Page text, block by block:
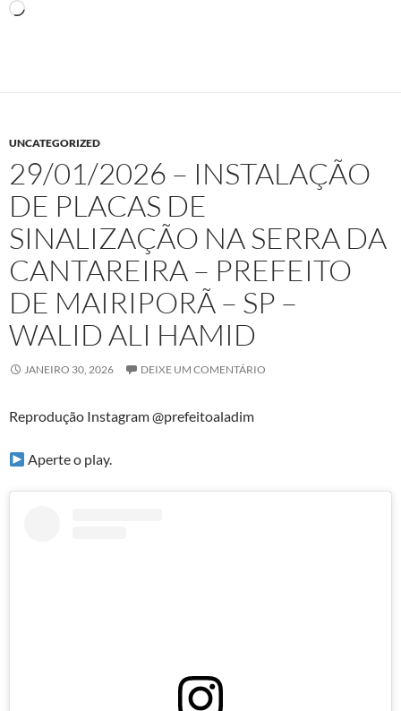
Carregando...
UNCATEGORIZED
29/01/2026 – INSTALAÇÃO
DE PLACAS DE
SINALIZAÇÃO NA SERRA DA
CANTAREIRA – PREFEITO
DE MAIRIPORÃ – SP –
WALID ALI HAMID
JANEIRO 30, 2026 DEIXE UM COMENTÁRIO
Reprodução Instagram @prefeitoaladim
Aperte o play.